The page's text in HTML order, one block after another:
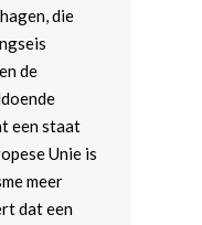
die
de
een staat
Unie is
meer
dat een